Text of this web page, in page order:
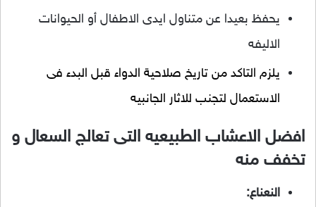
يحفظ بعيدا عن متناول ايدى الاطفال أو الحيوانات
الاليفه
يلزم التاكد من تاريخ صلاحية الدواء قبل البدء فى
الاستعمال لتجنب للاثار الجانبيه
افضل الاعشاب الطبيعيه التى تعالج السعال و
تخفف منه
النعناع: